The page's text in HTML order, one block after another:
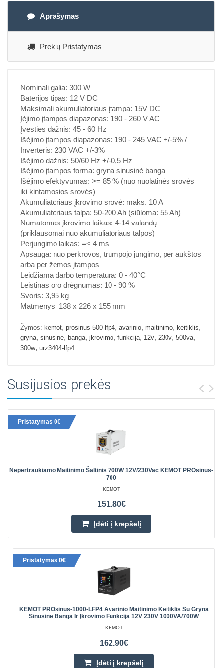
Aprašymas
Prekių Pristatymas
Nominali galia: 300 W
Baterijos tipas: 12 V DC
Maksimali akumuliatoriaus įtampa: 15V DC
Įėjimo įtampos diapazonas: 190 - 260 V AC
Įvesties dažnis: 45 - 60 Hz
Išėjimo įtampos diapazonas: 190 - 245 VAC +/-5% /
Inverteris: 230 VAC +/-3%
Išėjimo dažnis: 50/60 Hz +/-0,5 Hz
Išėjimo įtampos forma: gryna sinusinė banga
Išėjimo efektyvumas: >= 85 % (nuo nuolatinės srovės
iki kintamosios srovės)
Akumuliatoriaus įkrovimo srovė: maks. 10 A
Akumuliatoriaus talpa: 50-200 Ah (siūloma: 55 Ah)
Numatomas įkrovimo laikas: 4-14 valandų
(priklausomai nuo akumuliatoriaus talpos)
Perjungimo laikas: =< 4 ms
Apsauga: nuo perkrovos, trumpojo jungimo, per aukštos
arba per žemos įtampos
Leidžiama darbo temperatūra: 0 - 40°C
Leistinas oro drėgnumas: 10 - 90 %
Svoris: 3,95 kg
Matmenys: 138 x 226 x 155 mm
Žymos: kemot, prosinus-500-lfp4, avarinio, maitinimo, keitiklis,
gryna, sinusine, banga, įkrovimo, funkcija, 12v, 230v, 500va,
300w, urz3404-lfp4
Susijusios prekės
Pristatymas 0€
Nepertraukiamo Maitinimo Šaltinis 700W 12V/230Vac KEMOT PROsinus-
700
KEMOT
151.80€
Įdėti į krepšelį
Pristatymas 0€
KEMOT PROsinus-1000-LFP4 Avarinio Maitinimo Keitiklis Su Gryna
Sinusine Banga Ir Įkrovimo Funkcija 12V 230V 1000VA/700W
KEMOT
162.90€
Įdėti į krepšelį